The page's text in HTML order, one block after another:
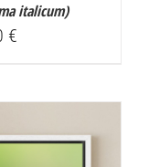
italicum)
€Plage
à